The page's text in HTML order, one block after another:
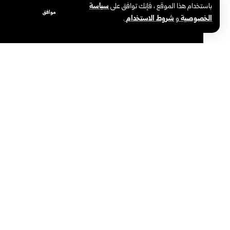
باستخدام هذا الموقع ، فإنك توافق علىسياسة
الخصوصيةوشروط الاستخدام.
موافق